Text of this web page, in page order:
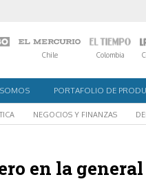
Chile Colombia
PORTAFOLIO DE
NEGOCIOS Y FINANZAS
en la general